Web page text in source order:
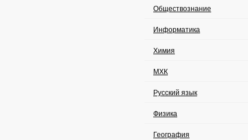
Обществознание
Информатика
Химия
МХК
Русский язык
Физика
География